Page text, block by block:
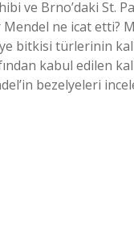
ve Brno’daki St.
ne icat etti?
bitkisi türlerinin
kabul edilen
bezelyeleri